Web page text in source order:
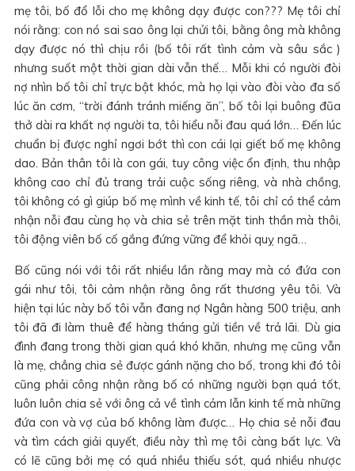
mẹ tôi, bố đổ lỗi cho mẹ không dạy được con??? Mẹ tôi chỉ
nói rằng: con nó sai sao ông lại chửi tôi, bằng ông mà không
dạy được nó thì chịu rồi (bố tôi rất tình cảm và sâu sắc )
nhưng suốt một thời gian dài vẫn thế… Mỗi khi có người đòi
nợ nhìn bố tôi chỉ trực bật khóc, mà họ lại vào đòi vào đa số
lúc ăn cơm, “trời đánh tránh miếng ăn”, bố tôi lại buông đũa
thở dài ra khất nợ người ta, tôi hiểu nỗi đau quá lớn… Đến lúc
chuẩn bị được nghỉ ngơi bớt thì con cái lại giết bố mẹ không
dao. Bản thân tôi là con gái, tuy công việc ổn định, thu nhập
không cao chỉ đủ trang trải cuộc sống riêng, và nhà chồng,
tôi không có gì giúp bố mẹ mình về kinh tế, tôi chỉ có thể cảm
nhận nỗi đau cùng họ và chia sẻ trên mặt tinh thần mà thôi,
tôi động viên bố cố gắng đứng vững để khỏi quỵ ngã…
Bố cũng nói với tôi rất nhiều lần rằng may mà có đứa con
gái như tôi, tôi cảm nhận rằng ông rất thương yêu tôi. Và
hiện tại lúc này bố tôi vẫn đang nợ Ngân hàng 500 triệu, anh
tôi đã đi làm thuê để hàng tháng gửi tiền về trả lãi. Dù gia
đình đang trong thời gian quá khó khăn, nhưng mẹ cũng vẫn
là mẹ, chẳng chia sẻ được gánh nặng cho bố, trong khi đó tôi
cũng phải công nhận rằng bố có những người bạn quá tốt,
luôn luôn chia sẻ với ông cả về tình cảm lẫn kinh tế mà những
đứa con và vợ của bố không làm được… Họ chia sẻ nỗi đau
và tìm cách giải quyết, điều này thì mẹ tôi càng bất lực. Và
có lẽ cũng bởi mẹ có quá nhiều thiếu sót, quá nhiều nhược